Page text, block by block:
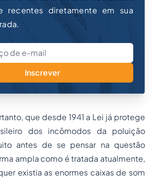
recentes diretamente em sua
Inscrever
que desde 1941 a Lei já protege
dos incômodos da poluição
antes de se pensar na questão
ampla como é tratada atualmente,
existia as enormes caixas de som